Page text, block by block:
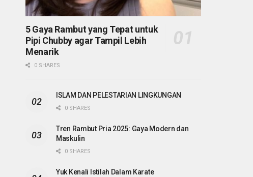
5 Gaya Rambut yang Tepat untuk
Pipi Chubby agar Tampil Lebih
Menarik
0 SHARES
ISLAM DAN PELESTARIAN LINGKUNGAN
0 SHARES
Tren Rambut Pria 2025: Gaya Modern dan
Maskulin
0 SHARES
Yuk Kenali Istilah Dalam Karate